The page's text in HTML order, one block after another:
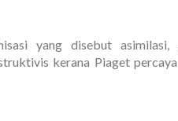
yang disebut asimilasi,
kerana Piaget